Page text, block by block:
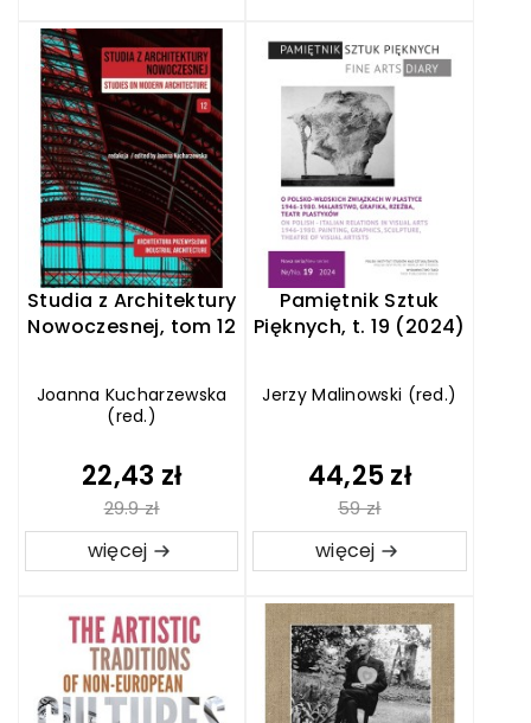
Studia z Architektury
Nowoczesnej, tom 12
Joanna Kucharzewska
(red.)
22,43 zł
29.9 zł
więcej
Pamiętnik Sztuk
Pięknych, t. 19 (2024)
Jerzy Malinowski (red.)
44,25 zł
59 zł
więcej